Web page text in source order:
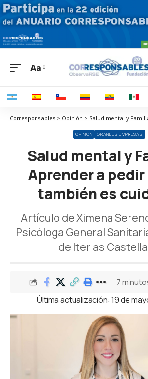
Aa
OPINIÓN GRANDES EMPRESAS
Salud mental y
Aprender a pedir
también es
Artículo de Ximena
Psicóloga General
de Iterias
Última actualización: 19 de
7